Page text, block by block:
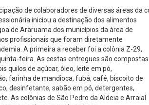
de colaboradores de diversas áreas da
iniciou a destinação dos alimentos
de Araruama dos municípios da área de
profissionais que foram diretamente
A primeira a receber foi a colônia Z-29,
feira. As cestas entregues são compostas
quilos de açúcar, óleo, leite em pó,
farinha de mandioca, fubá, café, biscoito de
desinfetante, sabão em pó, detergentes,
As colônias de São Pedro da Aldeia e Arraial